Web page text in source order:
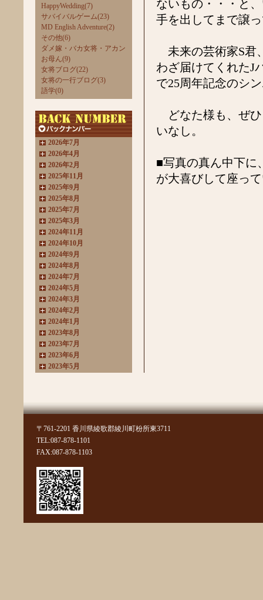
HappyWedding(7)
サバイバルゲーム(23)
MD English Adventure(2)
その他(6)
ダメ嫁・バカ女将・アカン
お母ん(9)
女将ブログ(22)
女将の一行ブログ(3)
語学(0)
2026年7月
2026年4月
2026年2月
2025年11月
2025年9月
2025年8月
2025年7月
2025年3月
2024年11月
2024年10月
2024年9月
2024年8月
2024年7月
2024年5月
2024年3月
2024年2月
2024年1月
2023年8月
2023年7月
2023年6月
2023年5月
2022年10月
2022年7月
2022年6月
2022年4月
2022年3月
2022年2月
2022年1月
2021年11月
2021年10月
2021年9月
ないもの・・・と
手を出してまで譲
未来の芸術家S君
わざ届けてくれたJ
で25周年記念のシ
どなた様も、ぜひ
いなし。
■写真の真ん中下に
が大喜びして座っ
〒761-2201 香川県綾歌郡綾川町枌所東3711
TEL:087-878-1101
FAX:087-878-1103